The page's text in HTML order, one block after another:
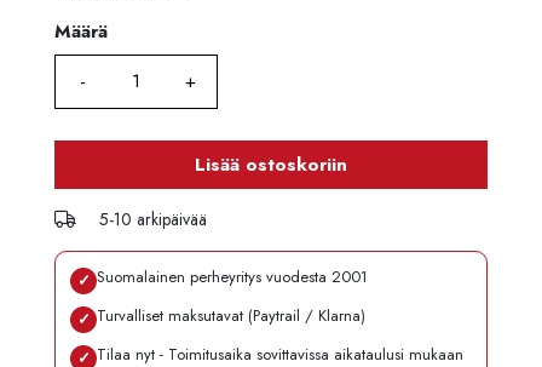
Määrä
Määrä
Lisää ostoskoriin
5-10 arkipäivää
✓ Suomalainen perheyritys vuodesta 2001
✓ Turvalliset maksutavat (Paytrail / Klarna)
✓ Tilaa nyt - Toimitusaika sovittavissa aikataulusi mukaan